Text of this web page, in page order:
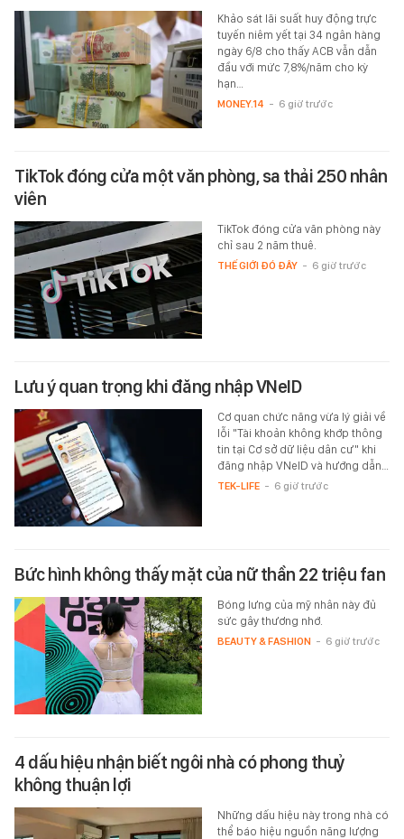
Khảo sát lãi suất huy động trực
tuyến niêm yết tại 34 ngân hàng
ngày 6/8 cho thấy ACB vẫn dẫn
đầu với mức 7,8%/năm cho kỳ
hạn…
MONEY.14 - 6 giờ trước
TikTok đóng cửa một văn phòng, sa thải 250 nhân
viên
TikTok đóng cửa văn phòng này
chỉ sau 2 năm thuê.
THẾ GIỚI ĐÓ ĐÂY - 6 giờ trước
Lưu ý quan trọng khi đăng nhập VNeID
Cơ quan chức năng vừa lý giải về
lỗi "Tài khoản không khớp thông
tin tại Cơ sở dữ liệu dân cư" khi
đăng nhập VNeID và hướng dẫn…
TEK-LIFE - 6 giờ trước
Bức hình không thấy mặt của nữ thần 22 triệu fan
Bóng lưng của mỹ nhân này đủ
sức gây thương nhớ.
BEAUTY & FASHION - 6 giờ trước
4 dấu hiệu nhận biết ngôi nhà có phong thuỷ
không thuận lợi
Những dấu hiệu này trong nhà có
thể báo hiệu nguồn năng lượng